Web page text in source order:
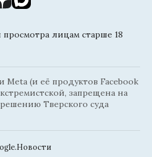
лицам старше 18
(и её продуктов Facebook
запрещена на
Тверского суда